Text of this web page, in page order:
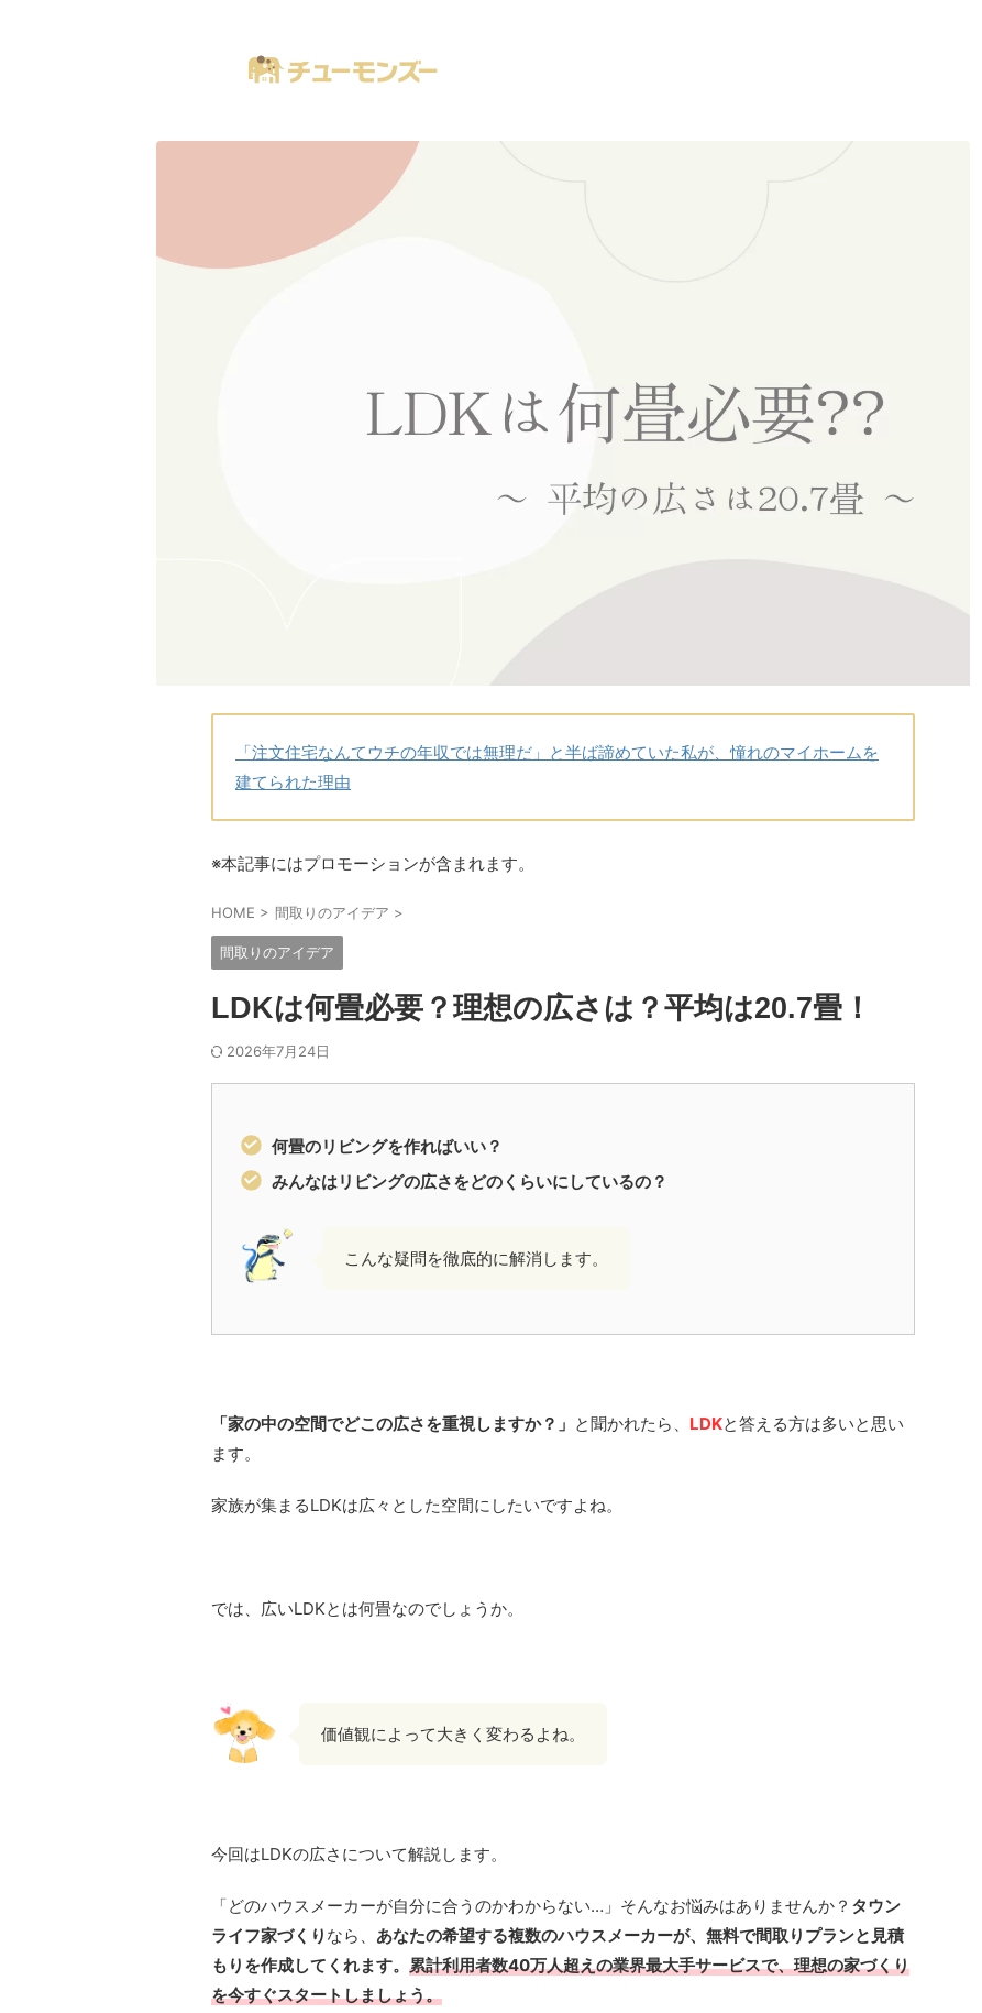
「注文住宅なんてウチの年収では無理だ」と半ば諦めていた私が、憧れのマイホームを
建てられた理由
※本記事にはプロモーションが含まれます。
HOME > 間取りのアイデア >
間取りのアイデア
LDKは何畳必要？理想の広さは？平均は20.7畳！
2026年7月24日
何畳のリビングを作ればいい？
みんなはリビングの広さをどのくらいにしているの？
こんな疑問を徹底的に解消します。
「家の中の空間でどこの広さを重視しますか？」 と聞かれたら、 LDKと答える方は多いと思い
ます。
家族が集まるLDKは広々とした空間にしたいですよね。
では、広いLDKとは何畳なのでしょうか。
価値観によって大きく変わるよね。
今回はLDKの広さについて解説します。
「どのハウスメーカーが自分に合うのかわからない…」そんなお悩みはありませんか？ タウン
ライフ家づくり なら、 あなたの希望する複数のハウスメーカーが、無料で間取りプランと見積
もりを作成してくれます。 累計利用者数40万人超えの業界最大手サービスで、理想の家づくり
を今すぐスタートしましょう。